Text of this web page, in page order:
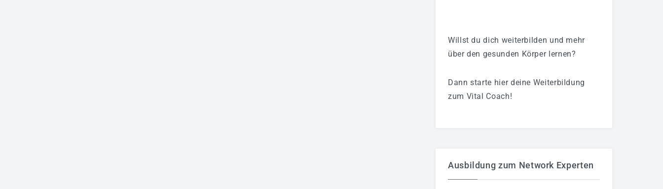
Willst du dich weiterbilden und mehr
über den gesunden Körper lernen?
Dann starte hier deine Weiterbildung
zum Vital Coach!
Ausbildung zum Network Experten